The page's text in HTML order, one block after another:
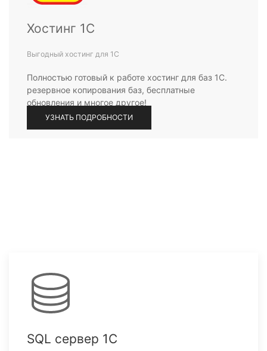
Хостинг 1С
Выгодный хостинг для 1С
Полностью готовый к работе хостинг для баз 1С.
резервное копирования баз, бесплатные
обновления и многое другое!
УЗНАТЬ ПОДРОБНОСТИ
SQL сервер 1С